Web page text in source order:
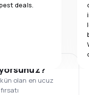
deals.
olan en ucuz